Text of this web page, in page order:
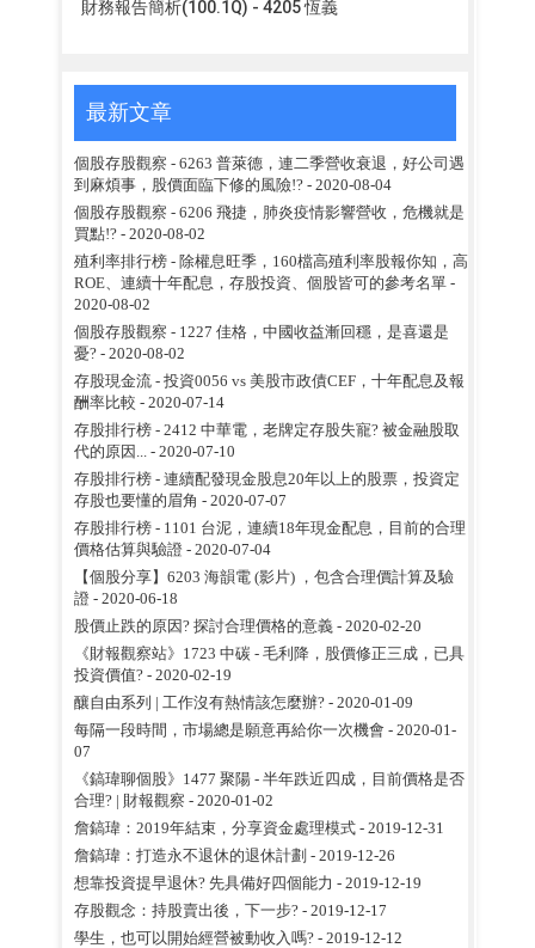
財務報告簡析(100.1Q) - 4205 恆義
最新文章
個股存股觀察 - 6263 普萊德，連二季營收衰退，好公司遇
到麻煩事，股價面臨下修的風險!?- 2020-08-04
個股存股觀察 - 6206 飛捷，肺炎疫情影響營收，危機就是
買點!? - 2020-08-02
殖利率排行榜 - 除權息旺季，160檔高殖利率股報你知，高
ROE、連續十年配息，存股投資、個股皆可的參考名單-
2020-08-02
個股存股觀察 - 1227 佳格，中國收益漸回穩，是喜還是
憂?- 2020-08-02
存股現金流 - 投資0056 vs 美股市政債CEF，十年配息及報
酬率比較 - 2020-07-14
存股排行榜 - 2412 中華電，老牌定存股失寵? 被金融股取
代的原因...
- 2020-07-10
存股排行榜 - 連續配發現金股息20年以上的股票，投資定
存股也要懂的眉角 - 2020-07-07
存股排行榜 - 1101 台泥，連續18年現金配息，目前的合理
價格估算與驗證- 2020-07-04
【個股分享】6203 海韻電 (影片) ，包含合理價計算及驗
證- 2020-06-18
股價止跌的原因? 探討合理價格的意義- 2020-02-20
《財報觀察站》1723 中碳 - 毛利降，股價修正三成，已具
投資價值?- 2020-02-19
釀自由系列 | 工作沒有熱情該怎麼辦?- 2020-01-09
每隔一段時間，市場總是願意再給你一次機會 - 2020-01-
07
《鎬瑋聊個股》1477 聚陽 - 半年跌近四成，目前價格是否
合理? | 財報觀察 - 2020-01-02
詹鎬瑋：2019年結束，分享資金處理模式- 2019-12-31
詹鎬瑋：打造永不退休的退休計劃 - 2019-12-26
想靠投資提早退休? 先具備好四個能力 - 2019-12-19
存股觀念：持股賣出後，下一步?- 2019-12-17
學生，也可以開始經營被動收入嗎?- 2019-12-12